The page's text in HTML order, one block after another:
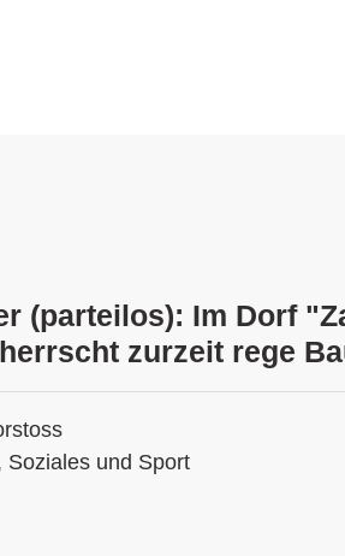
(parteilos): Im Dorf
zurzeit rege
Soziales und Sport